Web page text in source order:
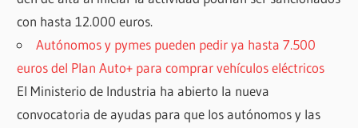
con hasta 12.000 euros.
Autónomos y pymes pueden pedir ya hasta 7.500
euros del Plan Auto+ para comprar vehículos eléctricos
El Ministerio de Industria ha abierto la nueva
convocatoria de ayudas para que los autónomos y las